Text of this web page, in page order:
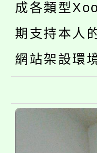
代理(
「2026
車」活
桃園市
生本土
公告本
代理(
公告
代理(
轉知中
《
成各類型
期支持本人
網站架設環